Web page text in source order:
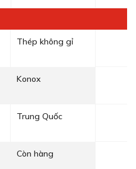
Thép không gỉ
Konox
Trung Quốc
Còn hàng